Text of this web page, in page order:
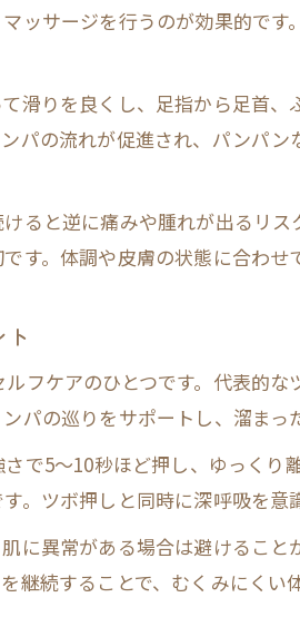
食べ物でむくみを撃退するコツ
むくみ改善を助けるおすす
むくみを取る食べ物の即効
塩分を控えた食事でむく
毎日の習慣で叶うむくみ改善の
むくみを予防するための姿
むくみ予防を意識した水分
継続しやすいむくみ改善
むくみ対策に効果的な飲み物の
むくみ改善に効く飲み物
むくみ解消飲み物で毎日手
ッサージを行うのが効果的で
滑りを良くし、足指から足首
パの流れが促進され、パンパ
ると逆に痛みや腫れが出るリ
す。体調や皮膚の状態に合わせ
フケアのひとつです。代表的
パの巡りをサポートし、溜まっ
で5〜10秒ほど押し、ゆっく
。ツボ押しと同時に深呼吸を意
に異常がある場合は避けるこ
継続することで、むくみにくい